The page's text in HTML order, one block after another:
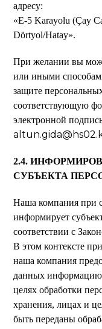
адресу:
«E-5 Karayolu (Çay
Dörtyol/Hatay».
При желании вы
или иными
защите
соответствующую
электронной
2.4.
СУБЪЕКТА
Наша компания при
информирует
соответствии с
В этом контексте
наша компания
данных
целях обработки
хранения, лицах и
быть переданы